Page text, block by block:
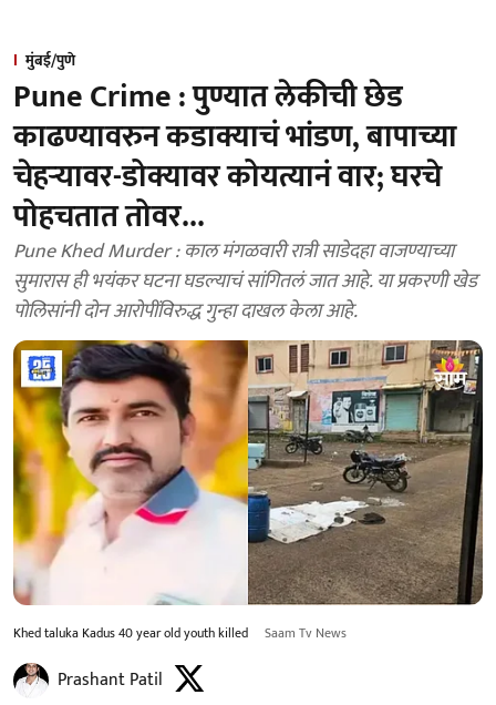
मुंबई/पुणे
Pune Crime : पुण्यात लेकीची छेड
काढण्यावरुन कडाक्याचं भांडण, बापाच्या
चेहऱ्यावर-डोक्यावर कोयत्यानं वार; घरचे
पोहचतात तोवर...
Pune Khed Murder : काल मंगळवारी रात्री साडेदहा वाजण्याच्या
सुमारास ही भयंकर घटना घडल्याचं सांगितलं जात आहे. या प्रकरणी खेड
पोलिसांनी दोन आरोपींविरुद्ध गुन्हा दाखल केला आहे.
Khed taluka Kadus 40 year old youth killed Saam Tv News
Prashant Patil